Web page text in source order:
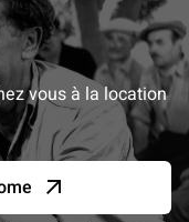
vous à la location